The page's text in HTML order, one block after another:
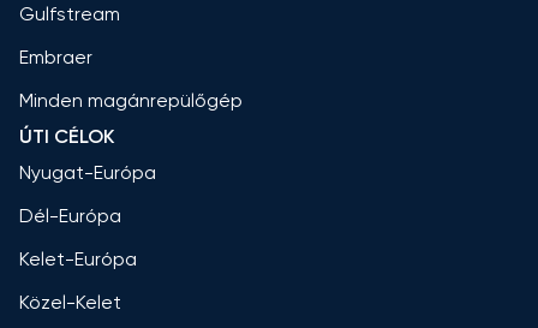
Gulfstream
Embraer
Minden magánrepülőgép
ÚTI CÉLOK
Nyugat-Európa
Dél-Európa
Kelet-Európa
Közel-Kelet